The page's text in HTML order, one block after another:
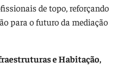
de topo, reforçando
para o futuro da mediação
e Habitação,